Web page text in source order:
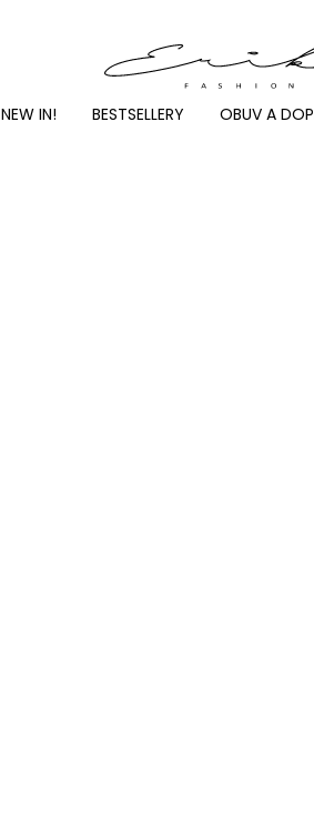
NEW IN! BESTSELLERY OBUV A